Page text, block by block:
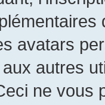
avatars
autres
ne vous